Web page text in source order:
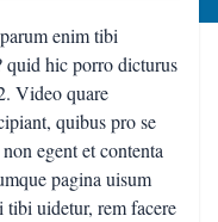
enim tibi
quid hic porro dicturus
Video quare
quibus pro se
egent et contenta
pagina uisum
uidetur, rem facere